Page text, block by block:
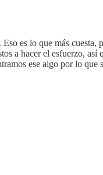
es lo que más cuesta,
a hacer el esfuerzo,
ese algo por lo